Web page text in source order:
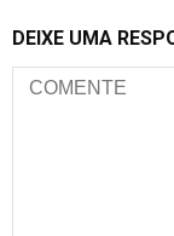
DEIXE UMA